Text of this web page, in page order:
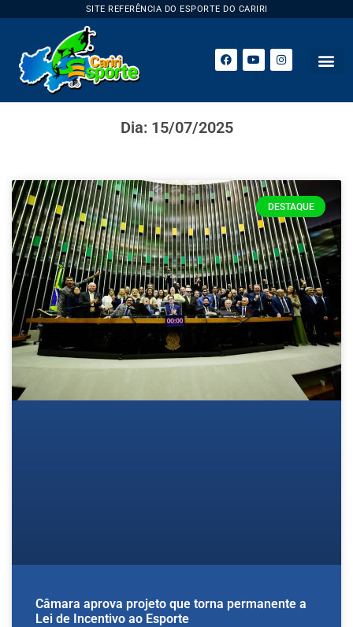
SITE REFERÊNCIA DO ESPORTE DO CARIRI
Dia: 15/07/2025
DESTAQUE
Câmara aprova projeto que torna permanente a
Lei de Incentivo ao Esporte